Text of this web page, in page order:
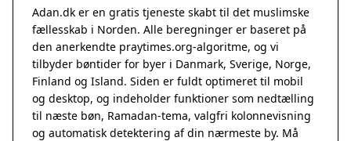
Adan.dk er en gratis tjeneste skabt til det muslimske
fællesskab i Norden. Alle beregninger er baseret på
den anerkendte praytimes.org-algoritme, og vi
tilbyder bøntider for byer i Danmark, Sverige, Norge,
Finland og Island. Siden er fuldt optimeret til mobil
og desktop, og indeholder funktioner som nedtælling
til næste bøn, Ramadan-tema, valgfri kolonnevisning
og automatisk detektering af din nærmeste by. Må